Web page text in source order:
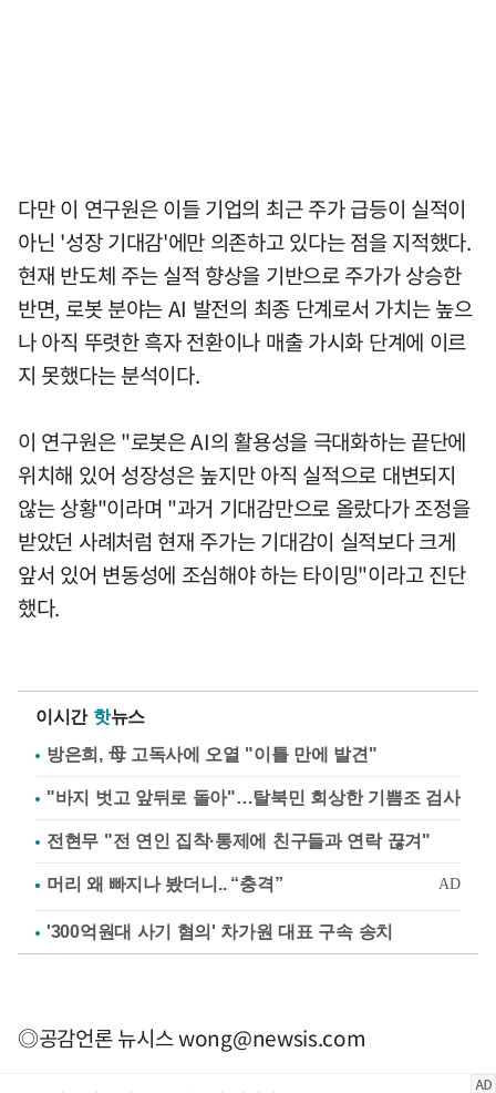
다만 이 연구원은 이들 기업의 최근 주가 급등이 실적이
아닌 '성장 기대감'에만 의존하고 있다는 점을 지적했다.
현재 반도체 주는 실적 향상을 기반으로 주가가 상승한
반면, 로봇 분야는 AI 발전의 최종 단계로서 가치는 높으
나 아직 뚜렷한 흑자 전환이나 매출 가시화 단계에 이르
지 못했다는 분석이다.
이 연구원은 "로봇은 AI의 활용성을 극대화하는 끝단에
위치해 있어 성장성은 높지만 아직 실적으로 대변되지
않는 상황"이라며 "과거 기대감만으로 올랐다가 조정을
받았던 사례처럼 현재 주가는 기대감이 실적보다 크게
앞서 있어 변동성에 조심해야 하는 타이밍"이라고 진단
했다.
이시간 핫뉴스
방은희, 母 고독사에 오열 "이틀 만에 발견"
"바지 벗고 앞뒤로 돌아"…탈북민 회상한 기쁨조 검사
전현무 "전 연인 집착·통제에 친구들과 연락 끊겨"
'300억원대 사기 혐의' 차가원 대표 구속 송치
◎공감언론 뉴시스wong@newsis.com